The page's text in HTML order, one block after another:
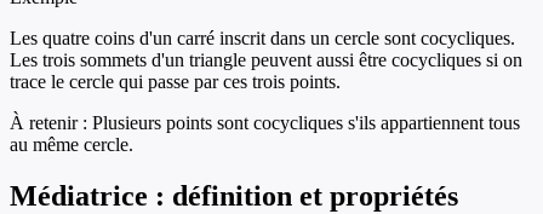
Les quatre coins d'un carré inscrit dans un cercle sont cocycliques.
Les trois sommets d'un triangle peuvent aussi être cocycliques si on
trace le cercle qui passe par ces trois points.
À retenir : Plusieurs points sont cocycliques s'ils appartiennent tous
au même cercle.
Médiatrice : définition et propriétés